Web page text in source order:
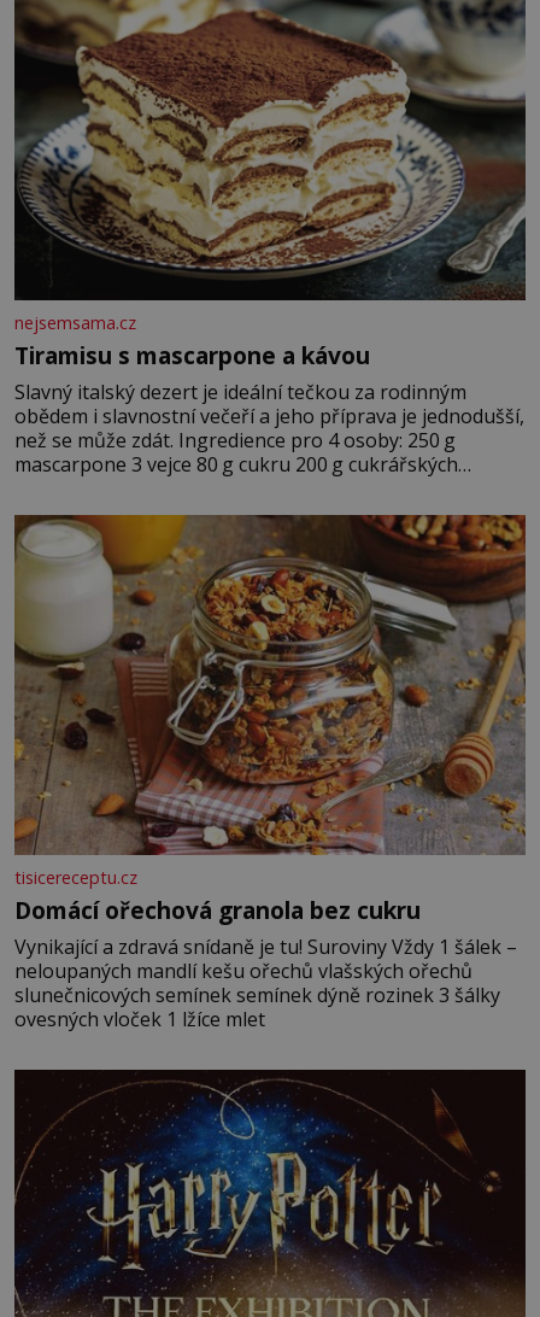
nejsemsama.cz
Tiramisu s mascarpone a kávou
Slavný italský dezert je ideální tečkou za rodinným
obědem i slavnostní večeří a jeho příprava je jednodušší,
než se může zdát. Ingredience pro 4 osoby: 250 g
mascarpone 3 vejce 80 g cukru 200 g cukrářských
posypání Postup: Oddělte žloutky od bílků. Žloutky
vyšlehejte s cukrem do světlé pěny a postupně do nich
vmíchejte mascarpone, aby vznikl hladký
tisicereceptu.cz
Domácí ořechová granola bez cukru
Vynikající a zdravá snídaně je tu! Suroviny Vždy 1 šálek –
neloupaných mandlí kešu ořechů vlašských ořechů
slunečnicových semínek semínek dýně rozinek 3 šálky
ovesných vloček 1 lžíce mlet